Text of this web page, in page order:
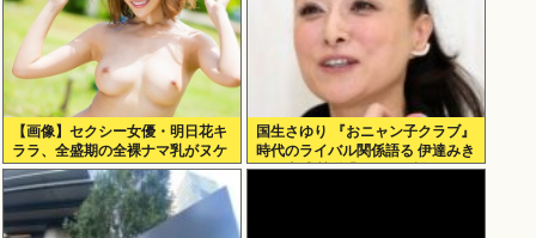
【画像】セクシー女優・明日花キ
ララ、全盛期の全裸ナマ乳がヌケ
る
国生さゆり 『おニャン子クラブ』
時代のライバル関係語る 伊達みき
おが直球質問「たとえば誰で